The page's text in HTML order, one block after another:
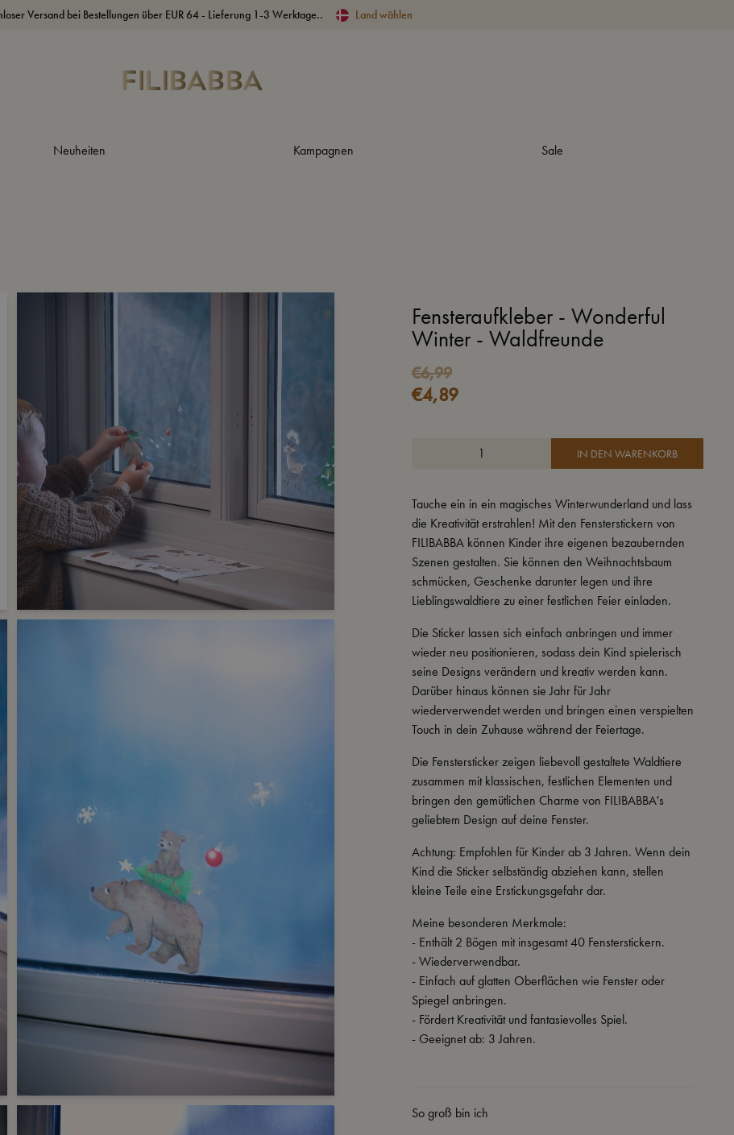
Versand bei Bestellungen über EUR 64 - Lieferung 1-3 Werktage.. Land wählen
Neuheiten Kampagnen Sale
Fensteraufkleber - Wonderful
Winter - Waldfreunde
€6,99
€4,89
IN DEN WARENKORB
Tauche ein in ein magisches Winterwunderland und lass
die Kreativität erstrahlen! Mit den Fensterstickern von
FILIBABBA können Kinder ihre eigenen bezaubernden
Szenen gestalten. Sie können den Weihnachtsbaum
schmücken, Geschenke darunter legen und ihre
Lieblingswaldtiere zu einer festlichen Feier einladen.
Die Sticker lassen sich einfach anbringen und immer
wieder neu positionieren, sodass dein Kind spielerisch
seine Designs verändern und kreativ werden kann.
Darüber hinaus können sie Jahr für Jahr
wiederverwendet werden und bringen einen verspielten
Touch in dein Zuhause während der Feiertage.
Die Fenstersticker zeigen liebevoll gestaltete Waldtiere
zusammen mit klassischen, festlichen Elementen und
bringen den gemütlichen Charme von FILIBABBA's
geliebtem Design auf deine Fenster.
Achtung: Empfohlen für Kinder ab 3 Jahren. Wenn dein
Kind die Sticker selbständig abziehen kann, stellen
kleine Teile eine Erstickungsgefahr dar.
Meine besonderen Merkmale:
- Enthält 2 Bögen mit insgesamt 40 Fensterstickern.
- Wiederverwendbar.
- Einfach auf glatten Oberflächen wie Fenster oder
Spiegel anbringen.
- Fördert Kreativität und fantasievolles Spiel.
- Geeignet ab: 3 Jahren.
So groß bin ich